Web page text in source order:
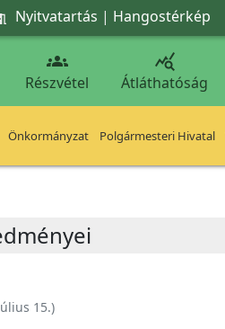
Nyitvatartás | Hangostérkép

Részvétel

Átláthatóság
Önkormányzat Polgármesteri Hivatal
15.)